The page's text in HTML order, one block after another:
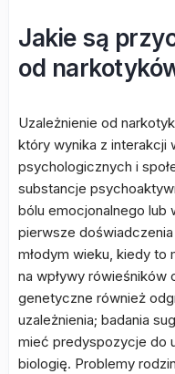
Jakie są
od
Uzależnienie od
który wynika z interakcji
psychologicznych i
substancje
bólu emocjonalnego lub
pierwsze
młodym wieku, kiedy to
na wpływy rówieśników
genetyczne również
uzależnienia; badania
mieć predyspozycje do
biologię. Problemy